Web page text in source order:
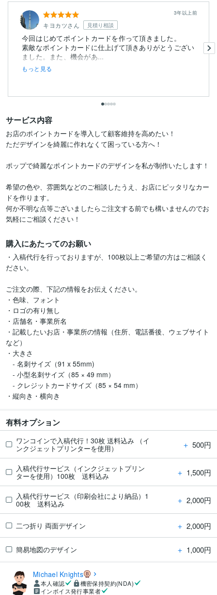
キヨカツさん 見積り相談
3年以上前
今回はじめてポイントカードを作って頂きました。
素敵なポイントカードに仕上げて頂きありがとうござい
ました。また、機会があ...
もっと見る
サービス内容
お店のポイントカードを導入して顧客維持を高めたい！
ただデザインを綺麗に作れなくて困っている方へ！
ポップで綺麗なポイントカードのデザインを私が制作いたします！
希望の色や、雰囲気などのご相談したうえ、お店にピッタリなカー
ドを作ります。
何か不明な点等ございましたらご注文する前でも構いませんのでお
購入にあたってのお願い
・入稿代行を行っておりますが、100枚以上ご希望の方はご相談く
ださい。
ご注文の際、下記の情報をお伝えください。
・色味、フォント
・ロゴの有り無し
・店舗名・事業所名
・記載したいお店・事業所の情報（住所、電話番後、ウェブサイト
など）
・大きさ
- 名刺サイズ（91 x 55mm)
- 小型名刺サイズ（85 × 49 mm）
- クレジットカードサイズ（85 × 54 mm）
・縦向き・横向き
有料オプション
ワンコインで入稿代行！30枚 送料込み （イ
ンクジェットプリンターを使用）
＋ 500円
入稿代行サービス（インクジェットプリン
ターを使用）100枚 送料込み
＋ 1,500円
入稿代行サービス（印刷会社により納品）1
00枚 送料込み
＋ 2,000円
二つ折り 両面デザイン ＋ 2,000円
簡易地図のデザイン ＋ 1,000円
Michael Knights
本人確認
機密保持契約(NDA)
インボイス発行事業者